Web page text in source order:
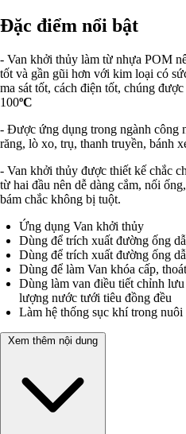
Đặc điểm nổi bật
- Van khởi thủy làm từ nhựa POM
tốt và gần gũi hơn với kim loại có
ma sát tốt, cách điện tốt, chúng
100ºC
- Được ứng dụng trong ngành công
răng, lò xo, trụ, thanh truyền, bánh
- Van khởi thủy được thiết kế chắc
từ hai đầu nên dễ dàng cắm, nối
bám chắc không bị tuột.
Ứng dụng Van khởi thủy
Dùng để trích xuất đường ống
Dùng để trích xuất đường ống
Dùng để làm Van khóa cấp,
Dùng làm van điều tiết chỉnh
lượng nước tưới tiêu đồng đều
Làm hệ thống sục khí trong nuôi
Xem thêm nội dung